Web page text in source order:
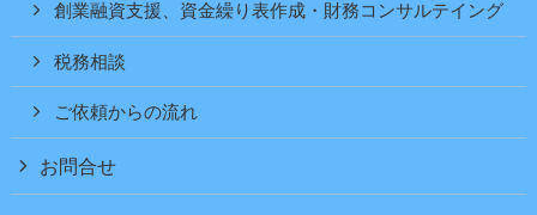
創業融資支援、資金繰り表作成・財務コンサルテイング
税務相談
ご依頼からの流れ
お問合せ